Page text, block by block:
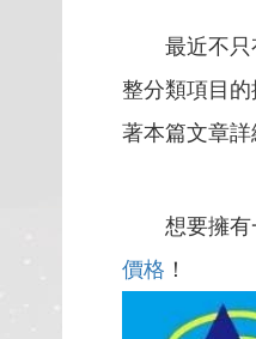
最近不只有
整分類項目
著本篇文章詳
想要擁有
價格 ！